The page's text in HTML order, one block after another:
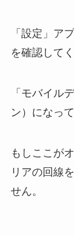
「設定」ア
を確認して
「モバイル
ン）になっ
もしここが
リアの回線
せん。